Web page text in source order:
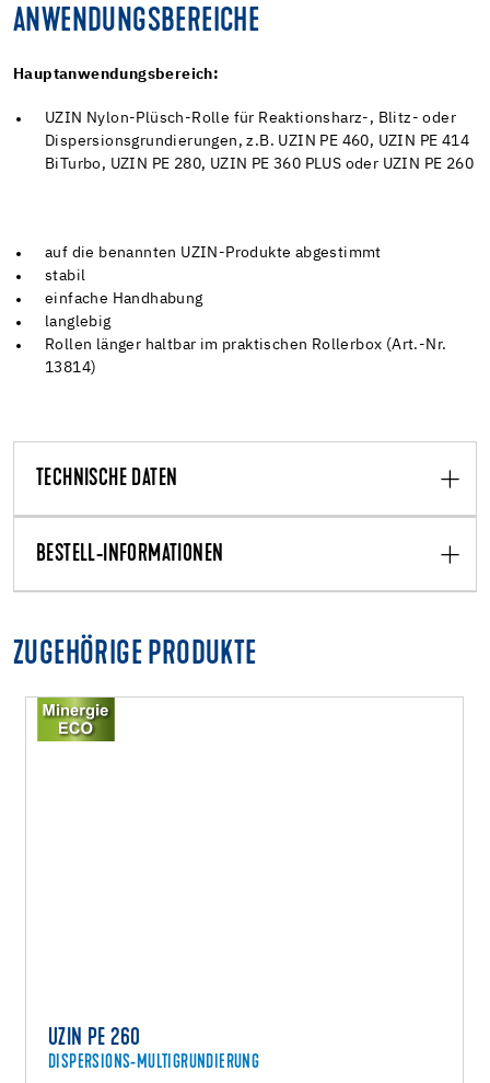
ANWENDUNGSBEREICHE
Hauptanwendungsbereich:
UZIN Nylon-Plüsch-Rolle für Reaktionsharz-, Blitz- oder
Dispersionsgrundierungen, z.B. UZIN PE 460, UZIN PE 414
BiTurbo, UZIN PE 280, UZIN PE 360 PLUS oder UZIN PE 260
auf die benannten UZIN-Produkte abgestimmt
stabil
einfache Handhabung
langlebig
Rollen länger haltbar im praktischen Rollerbox (Art.-Nr.
13814)
TECHNISCHE DATEN
BESTELL-INFORMATIONEN
ZUGEHÖRIGE PRODUKTE
UZIN PE 260
DISPERSIONS-MULTIGRUNDIERUNG